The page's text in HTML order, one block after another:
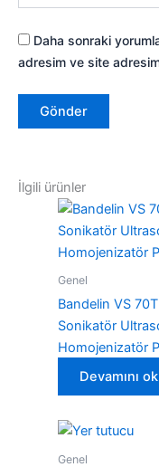
Daha sonraki
adresim ve site
İlgili ürünler
Genel
Bandelin VS 70T
Sonikatör
Homojenizatör
Devamını
Genel